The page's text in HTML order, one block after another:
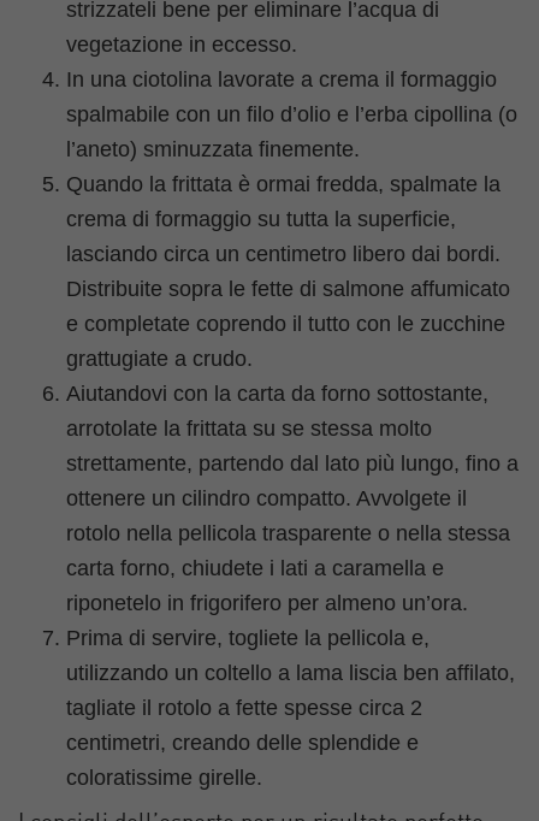
strizzateli bene per eliminare l’acqua di
vegetazione in eccesso.
In una ciotolina lavorate a crema il formaggio
spalmabile con un filo d’olio e l’erba cipollina (o
l’aneto) sminuzzata finemente.
Quando la frittata è ormai fredda, spalmate la
crema di formaggio su tutta la superficie,
lasciando circa un centimetro libero dai bordi.
Distribuite sopra le fette di salmone affumicato
e completate coprendo il tutto con le zucchine
grattugiate a crudo.
Aiutandovi con la carta da forno sottostante,
arrotolate la frittata su se stessa molto
strettamente, partendo dal lato più lungo, fino a
ottenere un cilindro compatto. Avvolgete il
rotolo nella pellicola trasparente o nella stessa
carta forno, chiudete i lati a caramella e
riponetelo in frigorifero per almeno un’ora.
Prima di servire, togliete la pellicola e,
utilizzando un coltello a lama liscia ben affilato,
tagliate il rotolo a fette spesse circa 2
centimetri, creando delle splendide e
coloratissime girelle.